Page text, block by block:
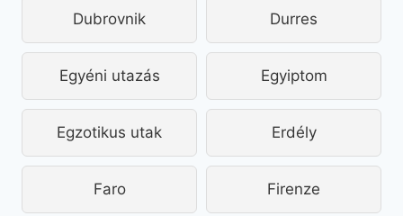
Dubrovnik Durres
Egyéni utazás Egyiptom
Egzotikus utak Erdély
Faro Firenze